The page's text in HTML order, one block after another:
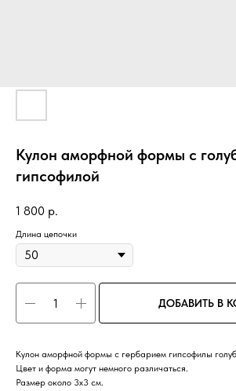
Кулон аморфной формы с
гипсофилой
1 800 р.
Длина цепочки
ДОБАВИТЬ В
Кулон аморфной формы с гербарием гипсофилы
Цвет и форма могут немного различаться.
Размер около 3х3 см.